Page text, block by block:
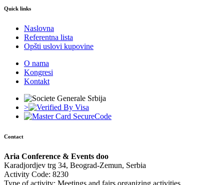
Quick links
Naslovna
Referentna lista
Opšti uslovi kupovine
O nama
Kongresi
Kontakt
>
Contact
Aria Conference & Events doo
Karadjordjev trg 34, Beograd-Zemun, Serbia
Activity Code: 8230